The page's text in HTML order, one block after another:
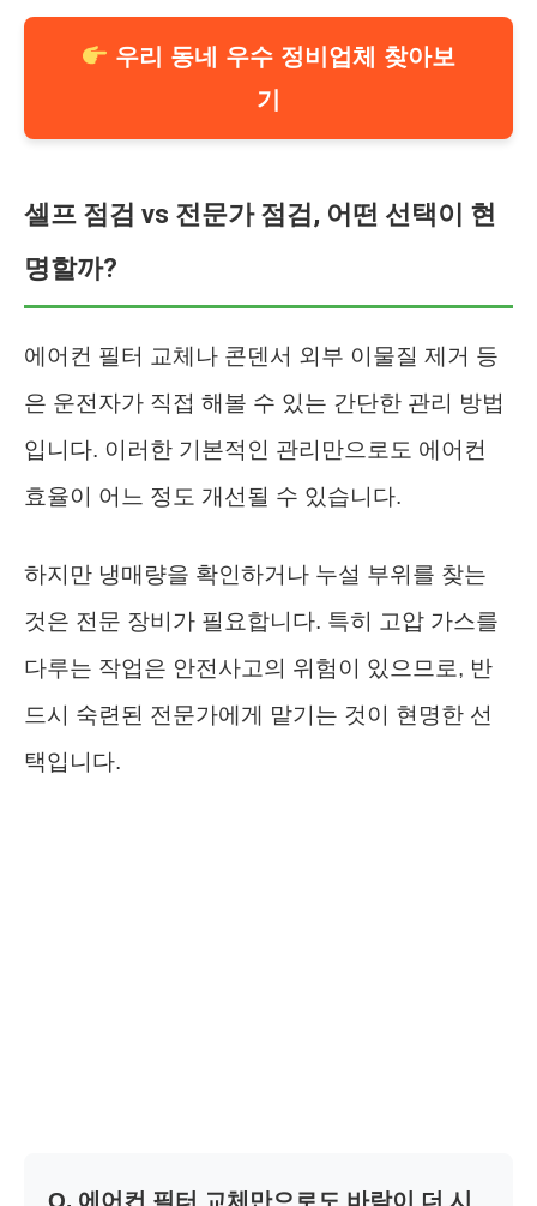
우리 동네 우수 정비업체 찾아보
기
셀프 점검 vs 전문가 점검, 어떤 선택이 현
명할까?
에어컨 필터 교체나 콘덴서 외부 이물질 제거 등
은 운전자가 직접 해볼 수 있는 간단한 관리 방법
입니다. 이러한 기본적인 관리만으로도 에어컨
효율이 어느 정도 개선될 수 있습니다.
하지만 냉매량을 확인하거나 누설 부위를 찾는
것은 전문 장비가 필요합니다. 특히 고압 가스를
다루는 작업은 안전사고의 위험이 있으므로, 반
드시 숙련된 전문가에게 맡기는 것이 현명한 선
택입니다.
Q. 에어컨 필터 교체만으로도 바람이 더 시